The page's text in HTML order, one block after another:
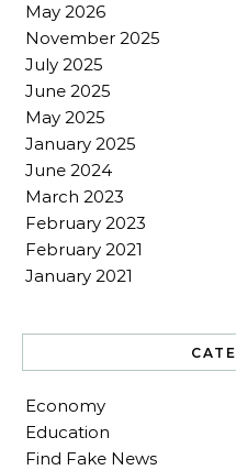
May 2026
November 2025
July 2025
June 2025
May 2025
January 2025
June 2024
March 2023
February 2023
February 2021
January 2021
Economy
Education
Find Fake News